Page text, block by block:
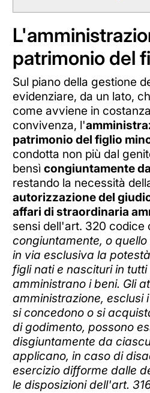
patrimonio del
Sul piano della gestione
evidenziare, da un lato,
come avviene in
convivenza, l'
patrimonio del figlio
condotta non più dal
bensì congiuntamente
restando la necessità
autorizzazione del
affari di straordinaria
sensi dell'art. 320 codice
congiuntamente, o
in via esclusiva la
figli nati e nascituri in
amministrano i beni. Gli
amministrazione, esclusi
si concedono o si
di godimento, possono
disgiuntamente da
applicano, in caso di
esercizio difforme dalle
le disposizioni dell'art.